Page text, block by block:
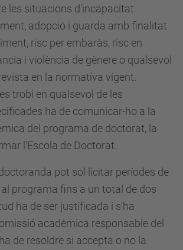
les situacions d'incapacitat
adopció i guarda amb finalitat
risc per embaràs, risc en
i violència de gènere o qualsevol
en la normativa vigent.
trobi en qualsevol de les
ha de comunicar-ho a la
del programa de doctorat, la
l'Escola de Doctorat.
pot sol·licitar períodes de
programa fins a un total de dos
ha de ser justificada i s'ha
acadèmica responsable del
de resoldre si accepta o no la